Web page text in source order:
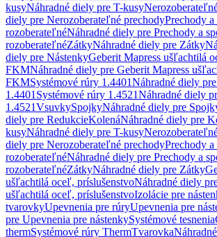
kusyNáhradné diely pre T-kusy
diely pre Nerozoberateľné prechodyPrechody a
rozoberateľnéNáhradné diely pre Prechody a
rozoberateľnéZátkyNáhradné diely pre Zátky
diely pre NástenkyGeberit Mapress ušľachtilá
FKMNáhradné diely pre Geberit Mapress
FKMSystémové rúry 1.4401Náhradné diely
1.4401 Systémové rúry 1.4521Náhradné diely
1.4521VsuvkySpojkyNáhradné diely pre
diely pre RedukcieKolenáNáhradné diely pre
kusyNáhradné diely pre T-kusy
diely pre Nerozoberateľné prechodyPrechody a
rozoberateľnéNáhradné diely pre Prechody a
rozoberateľnéZátkyNáhradné diely pre Zátky
ušľachtilá oceľ, príslušenstvoNáhradné diely
ušľachtilá oceľ, príslušenstvoIzolácie pre
tvarovkyUpevnenia pre rúryUpevnenia pre
pre Upevnenia pre nástenkySystémové tesnenia
thermSystémové rúry ThermTvarovka